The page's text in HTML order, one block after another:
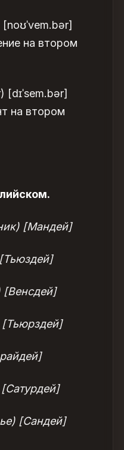
на втором
на втором
[Мандей]
[Венсдей]
[Тьюрздей]
[Сандей]